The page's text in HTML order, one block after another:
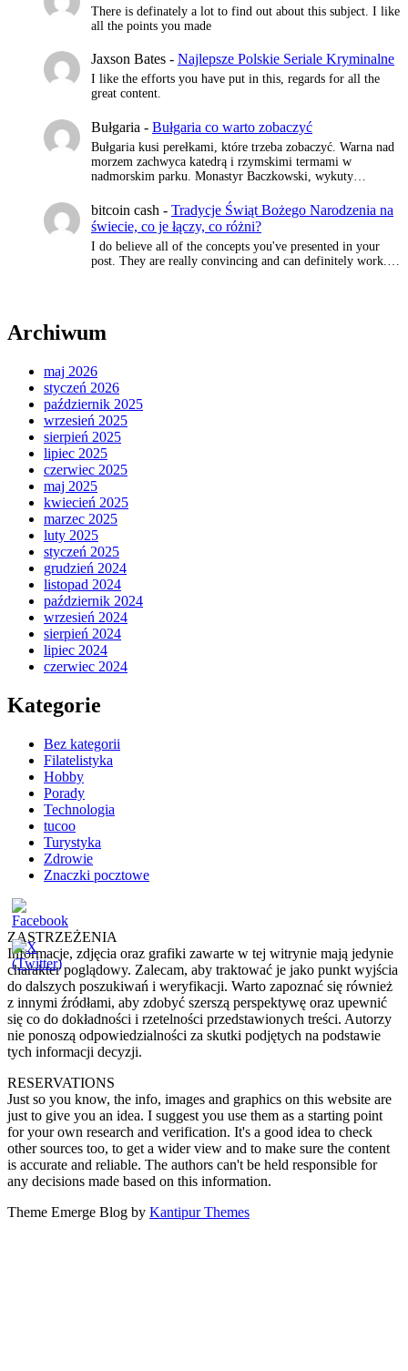
There is definately a lot to find out about this subject. I like
all the points you made
Jaxson Bates - Najlepsze Polskie Seriale Kryminalne
I like the efforts you have put in this, regards for all the
great content.
Bułgaria - Bułgaria co warto zobaczyć
Bułgaria kusi perełkami, które trzeba zobaczyć. Warna nad
morzem zachwyca katedrą i rzymskimi termami w
nadmorskim parku. Monastyr Baczkowski, wykuty…
bitcoin cash - Tradycje Świąt Bożego Narodzenia na
świecie, co je łączy, co różni?
I do believe all of the concepts you've presented in your
post. They are really convincing and can definitely work.…
Archiwum
maj 2026
styczeń 2026
październik 2025
wrzesień 2025
sierpień 2025
lipiec 2025
czerwiec 2025
maj 2025
kwiecień 2025
marzec 2025
luty 2025
styczeń 2025
grudzień 2024
listopad 2024
październik 2024
wrzesień 2024
sierpień 2024
lipiec 2024
czerwiec 2024
Kategorie
Bez kategorii
Filatelistyka
Hobby
Porady
Technologia
tucoo
Turystyka
Zdrowie
Znaczki pocztowe
ZASTRZEŻENIA
Informacje, zdjęcia oraz grafiki zawarte w tej witrynie mają jedynie
charakter poglądowy. Zalecam, aby traktować je jako punkt wyjścia
do dalszych poszukiwań i weryfikacji. Warto zapoznać się również
z innymi źródłami, aby zdobyć szerszą perspektywę oraz upewnić
się co do dokładności i rzetelności przedstawionych treści. Autorzy
nie ponoszą odpowiedzialności za skutki podjętych na podstawie
tych informacji decyzji.
RESERVATIONS
Just so you know, the info, images and graphics on this website are
just to give you an idea. I suggest you use them as a starting point
for your own research and verification. It's a good idea to check
other sources too, to get a wider view and to make sure the content
is accurate and reliable. The authors can't be held responsible for
any decisions made based on this information.
Theme Emerge Blog by Kantipur Themes